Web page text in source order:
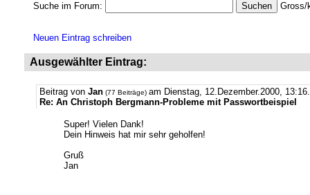
Suche im Forum: Gross/
Neuen Eintrag schreiben
Ausgewählter Eintrag:
Beitrag von Jan (77 Beiträge) am Dienstag, 12.Dezember.2000,
Re: An Christoph Bergmann-Probleme mit Passwortbeispiel
Super! Vielen Dank!
Dein Hinweis hat mir sehr geholfen!
Gruß
Jan